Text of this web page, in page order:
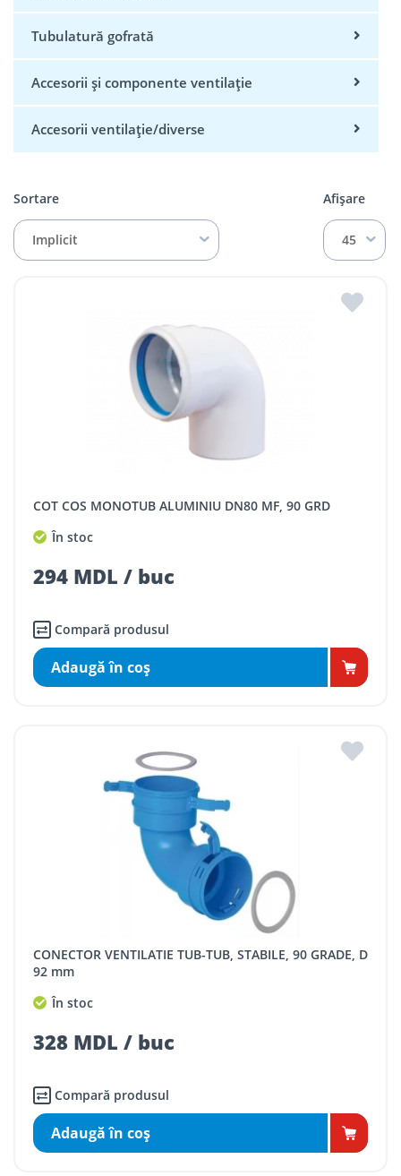
Tubulatură gofrată
Accesorii și componente ventilație
Accesorii ventilație/diverse
Sortare
Implicit
Afișare
45
COT COS MONOTUB ALUMINIU DN80 MF, 90 GRD
În stoc
294 MDL / buc
Compară produsul
Adaugă în coş
CONECTOR VENTILATIE TUB-TUB, STABILE, 90 GRADE, D
92 mm
În stoc
328 MDL / buc
Compară produsul
Adaugă în coş